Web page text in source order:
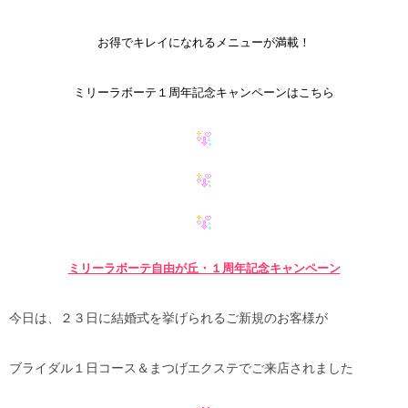
お得でキレイになれるメニューが満載！
ミリーラボーテ１周年記念キャンペーンはこちら
ミリーラボーテ自由が丘・１周年記念キャンペーン
今日は、２３日に結婚式を挙げられるご新規のお客様が
ブライダル１日コース＆まつげエクステでご来店されました